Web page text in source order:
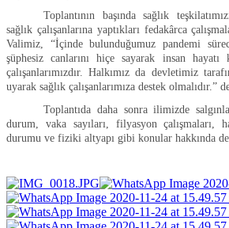
Toplantının başında sağlık
sağlık çalışanlarına yaptıkları fedakârca
Valimiz, “İçinde bulunduğumuz pandemi
şüphesiz canlarını hiçe sayarak insan hayatı
çalışanlarımızdır. Halkımız da devletimiz
uyarak sağlık çalışanlarımıza destek olmalıdır.”
Toplantıda daha sonra ilimizde
durum, vaka sayıları, filyasyon çalışmaları,
durumu ve fiziki altyapı gibi konular hakkında